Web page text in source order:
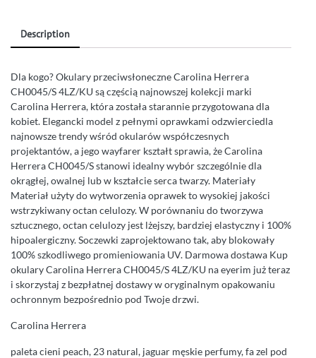
Description
Dla kogo? Okulary przeciwsłoneczne Carolina Herrera
CH0045/S 4LZ/KU są częścią najnowszej kolekcji marki
Carolina Herrera, która została starannie przygotowana dla
kobiet. Elegancki model z pełnymi oprawkami odzwierciedla
najnowsze trendy wśród okularów współczesnych
projektantów, a jego wayfarer kształt sprawia, że Carolina
Herrera CH0045/S stanowi idealny wybór szczególnie dla
okrągłej, owalnej lub w kształcie serca twarzy. Materiały
Materiał użyty do wytworzenia oprawek to wysokiej jakości
wstrzykiwany octan celulozy. W porównaniu do tworzywa
sztucznego, octan celulozy jest lżejszy, bardziej elastyczny i 100%
hipoalergiczny. Soczewki zaprojektowano tak, aby blokowały
100% szkodliwego promieniowania UV. Darmowa dostawa Kup
okulary Carolina Herrera CH0045/S 4LZ/KU na eyerim już teraz
i skorzystaj z bezpłatnej dostawy w oryginalnym opakowaniu
ochronnym bezpośrednio pod Twoje drzwi.
Carolina Herrera
paleta cieni peach, 23 natural, jaguar męskie perfumy, fa zel pod